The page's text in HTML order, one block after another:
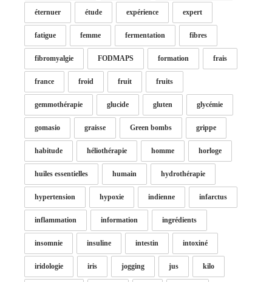
éternuer étude expérience expert
fatigue femme fermentation fibres
fibromyalgie FODMAPS formation frais
france froid fruit fruits
gemmothérapie glucide gluten glycémie
gomasio graisse Green bombs grippe
habitude héliothérapie homme horloge
huiles essentielles humain hydrothérapie
hypertension hypoxie indienne infarctus
inflammation information ingrédients
insomnie insuline intestin intoxiné
iridologie iris jogging jus kilo